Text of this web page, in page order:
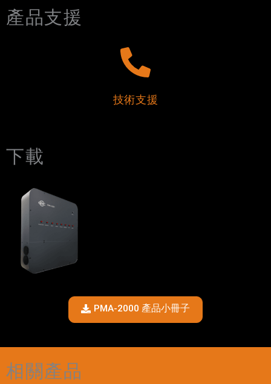
產品支援
技術支援
下載
PMA-2000 產品小冊子
相關產品